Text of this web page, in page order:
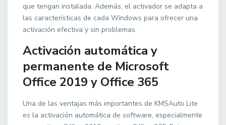
que tengan instalada. Además, el activador se adapta a
las características de cada Windows para ofrecer una
activación efectiva y sin problemas.
Activación automática y
permanente de Microsoft
Office 2019 y Office 365
Una de las ventajas más importantes de KMSAuto Lite
es la activación automática de software, especialmente